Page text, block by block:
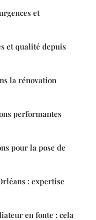
et
et qualité depuis
la rénovation
performantes
pour la pose de
: expertise
en fonte : cela